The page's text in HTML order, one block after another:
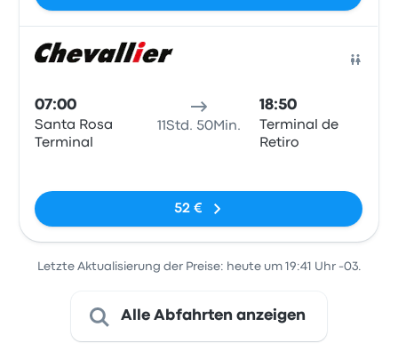
07:00
Santa Rosa
Terminal
11Std. 50Min.
18:50
Terminal de
Retiro
52 €
Letzte Aktualisierung der Preise: heute um 19:41 Uhr -03.
Alle Abfahrten anzeigen